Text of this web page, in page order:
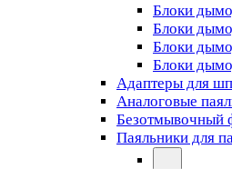
Блоки
Блоки
Блоки
Блоки
Адаптеры для
Аналоговые
Безотмывочный
Паяльники для